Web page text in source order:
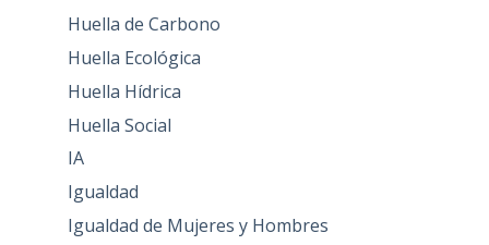
Huella de Carbono
Huella Ecológica
Huella Hídrica
Huella Social
IA
Igualdad
Igualdad de Mujeres y Hombres